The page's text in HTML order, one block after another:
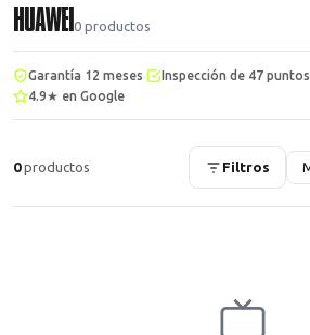
Gamer
MacBook Air
→
→
Mini PC
HUAWEI 0 productos
Garantía 12 meses Inspección de 47 puntos
4.9★ en Google
0productos Filtros